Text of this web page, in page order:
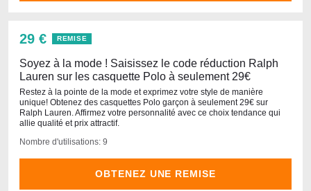
29 € REMISE
Soyez à la mode ! Saisissez le code réduction Ralph
Lauren sur les casquette Polo à seulement 29€
Restez à la pointe de la mode et exprimez votre style de manière
unique! Obtenez des casquettes Polo garçon à seulement 29€ sur
Ralph Lauren. Affirmez votre personnalité avec ce choix tendance qui
allie qualité et prix attractif.
Nombre d'utilisations: 9
OBTENEZ UNE REMISE